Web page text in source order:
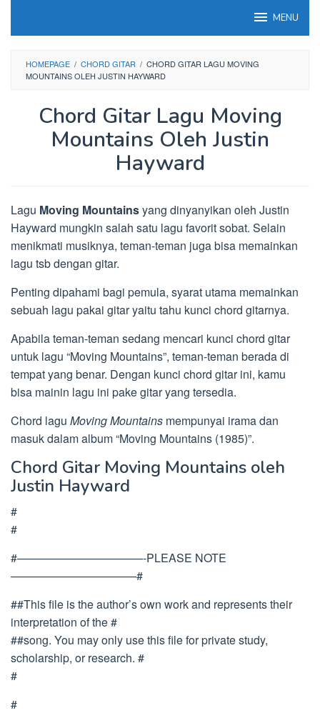
MENU
HOMEPAGE / CHORD GITAR / CHORD GITAR LAGU MOVING
MOUNTAINS OLEH JUSTIN HAYWARD
Chord Gitar Lagu Moving
Mountains Oleh Justin
Hayward
Lagu Moving Mountainsyang dinyanyikan oleh Justin
Hayward mungkin salah satu lagu favorit sobat. Selain
menikmati musiknya, teman-teman juga bisa memainkan
lagu tsb dengan gitar.
Penting dipahami bagi pemula, syarat utama memainkan
sebuah lagu pakai gitar yaitu tahu kunci chord gitarnya.
Apabila teman-teman sedang mencari kunci chord gitar
untuk lagu “Moving Mountains”, teman-teman berada di
tempat yang benar. Dengan kunci chord gitar ini, kamu
bisa mainin lagu ini pake gitar yang tersedia.
Chord lagu Moving Mountains mempunyai irama dan
masuk dalam album “Moving Mountains (1985)”.
Chord Gitar Moving Mountains oleh
Justin Hayward
#
#
#———————————-PLEASE NOTE
———————————#
##This file is the author’s own work and represents their
interpretation of the #
##song. You may only use this file for private study,
scholarship, or research. #
#
#